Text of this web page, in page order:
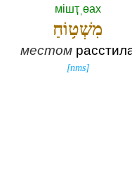
мiшҭˌөах
מִשְׁט֥וֹחַ
местом
[nms]